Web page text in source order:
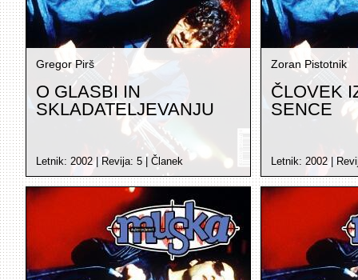
Gregor Pirš
O GLASBI IN
SKLADATELJEVANJU
Letnik: 2002 | Revija: 5 | Članek
Zoran Pistotnik
ČLOVEK
SENCE
Letnik: 2002 |